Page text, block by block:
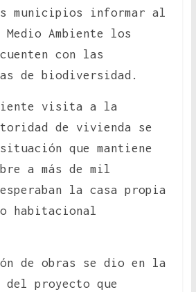
municipios informar al
Ambiente los
con las
de biodiversidad.
visita a la
de vivienda se
que mantiene
a más de mil
la casa propia
habitacional
de obras se dio en la
del proyecto que